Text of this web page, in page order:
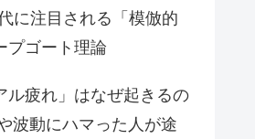
に注目される「模倣的
プゴート理論
ル疲れ」はなぜ起きるの
波動にハマった人が途